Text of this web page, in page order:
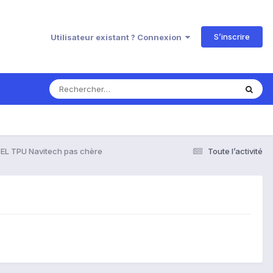
Utilisateur existant ? Connexion S’inscrire
Toute l’activité
TPU Navitech pas chère